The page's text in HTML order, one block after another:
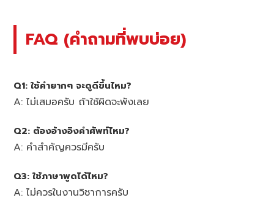
FAQ (คำถามที่พบบ่อย)
Q1: ใช้คำยากๆ จะดูดีขึ้นไหม?
A: ไม่เสมอครับ ถ้าใช้ผิดจะพังเลย
Q2: ต้องอ้างอิงคำศัพท์ไหม?
A: คำสำคัญควรมีครับ
Q3: ใช้ภาษาพูดได้ไหม?
A: ไม่ควรในงานวิชาการครับ